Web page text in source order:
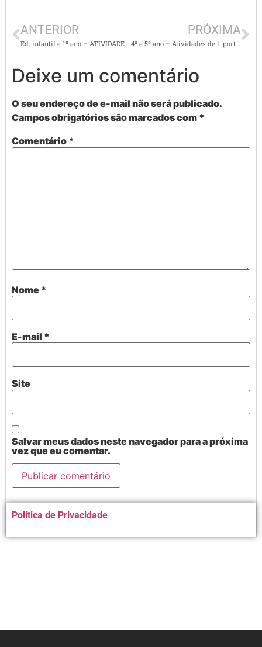
ANTERIOR
Ed. infantil e 1º ano – ATIVIDADE DE ALFABETIZAÇÃO SUPER DIVERTIDA – recorte e cole abecedário
PRÓXIMA
4º e 5º ano – Atividades de l. portuguesa- O caso do espelho
Deixe um comentário
O seu endereço de e-mail não será publicado.
Campos obrigatórios são marcados com *
Comentário *
Nome *
E-mail *
Site
Salvar meus dados neste navegador para a próxima
vez que eu comentar.
Alternative:
Política de Privacidade